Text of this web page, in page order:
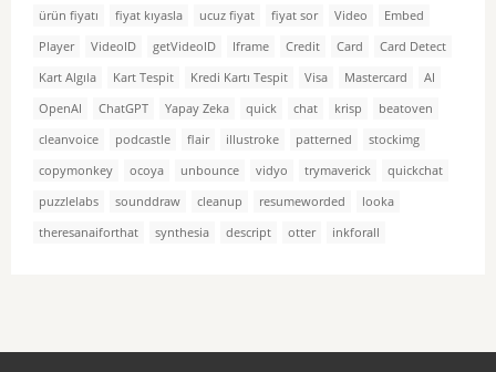
ürün fiyatı
fiyat kıyasla ucuz fiyat fiyat sor Video
Embed
Player
VideoID getVideoID Iframe Credit Card
Card Detect
Kart Algıla
Kart Tespit Kredi Kartı Tespit Visa Mastercard
AI
OpenAI
ChatGPT Yapay Zeka quick chat krisp
beatoven
cleanvoice
podcastle flair illustroke patterned
stockimg
copymonkey
ocoya unbounce vidyo trymaverick
quickchat
puzzlelabs
sounddraw cleanup resumeworded
looka
theresanaiforthat
synthesia descript otter inkforall